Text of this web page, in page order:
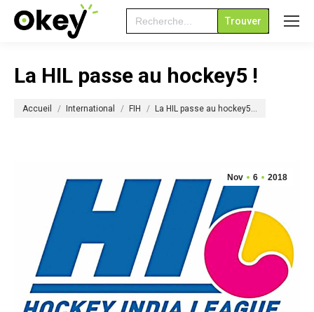
Search
for:
La HIL passe au hockey5 !
Accueil International FIH La HIL passe au hockey5…
Nov 6 2018